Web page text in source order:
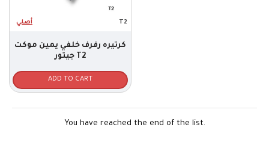
أصلي T2
كرتيره رفرف خلفي يمين موكت
جيتور T2
ADD TO CART
You have reached the end of the list.